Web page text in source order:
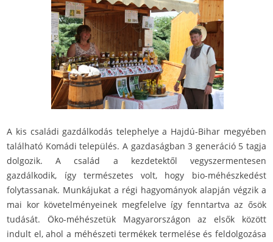
A kis családi gazdálkodás telephelye a Hajdú-Bihar megyében
található Komádi település. A gazdaságban 3 generáció 5 tagja
dolgozik. A család a kezdetektől vegyszermentesen
gazdálkodik, így természetes volt, hogy bio-méhészkedést
folytassanak. Munkájukat a régi hagyományok alapján végzik a
mai kor követelményeinek megfelelve így fenntartva az ősök
tudását. Öko-méhészetük Magyarországon az elsők között
indult el, ahol a méhészeti termékek termelése és feldolgozása